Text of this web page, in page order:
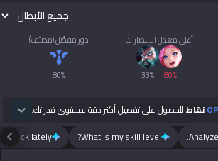
أعلى معدل الانتصارات
80%
33%
دور مفضّل (مصنّف)
80%
OPنقاطللحصول على تفصيل أكثر دقة لمستوى قدراتك.
What is my skill level?
luck lately?